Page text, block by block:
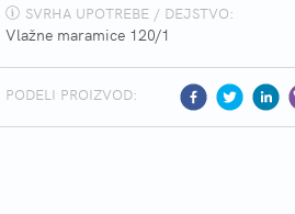
SVRHA UPOTREBE / DEJSTVO:
Vlažne maramice 120/1
PODELI PROIZVOD: